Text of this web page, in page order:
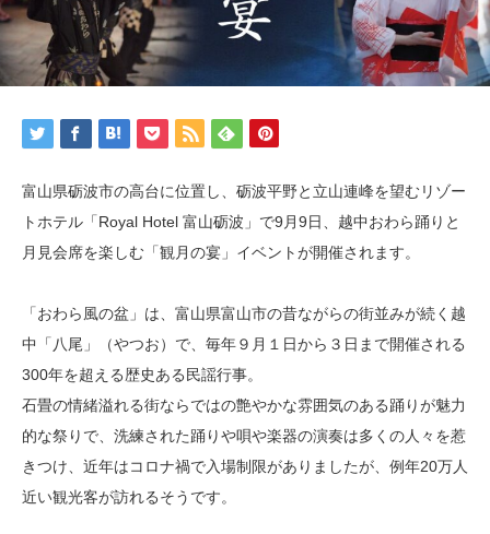
富山県砺波市の高台に位置し、砺波平野と立山連峰を望むリゾー
トホテル「Royal Hotel 富山砺波」で9月9日、越中おわら踊りと
月見会席を楽しむ「観月の宴」イベントが開催されます。
「おわら風の盆」は、富山県富山市の昔ながらの街並みが続く越
中「八尾」（やつお）で、毎年９月１日から３日まで開催される
300年を超える歴史ある民謡行事。
石畳の情緒溢れる街ならではの艶やかな雰囲気のある踊りが魅力
的な祭りで、洗練された踊りや唄や楽器の演奏は多くの人々を惹
きつけ、近年はコロナ禍で入場制限がありましたが、例年20万人
近い観光客が訪れるそうです。